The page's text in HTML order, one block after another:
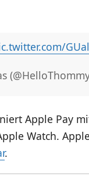
Apple Pay
Watch.
.